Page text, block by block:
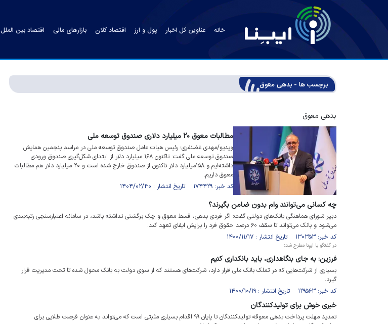
خانه عناوین کل اخبار پول و ارز اقتصاد کلان بازارهای مالی اقتصاد بین الملل
برچسب ها - بدهی معوق
بدهی معوق
مطالبات معوق ۲۰ میلیارد دلاری صندوق توسعه ملی
ویدیو/مهدی غضنفری؛ رئیس هیات عامل صندوق توسعه ملی در مراسم پنجمین همایش
صندوق توسعه ملی گفت: تاکنون ۱۶۸ میلیارد دلار از ابتدای شکل‌گیری صندوق ورودی
داشته‌ایم و ۱۵۸میلیارد دلار تاکنون از صندوق خارج شده است و ۲۰ میلیارد دلار هم مطالبات
معوق داریم.
کد خبر: ۱۷۴۴۲۹ تاریخ انتشار : ۱۴۰۴/۰۲/۳۰
چه کسانی می‌توانند وام بدون ضامن بگیرند؟
دبیر شورای هماهنگی بانک‌های دولتی گفت: اگر فردی بدهی، قسط معوق و چک برگشتی نداشته باشد، در سامانه اعتبارسنجی رتبه‌بندی
می‌شود و بانک می‌تواند تا سقف ۶۰ درصد حقوق فرد را برایش ایفای تعهد کند.
کد خبر: ۱۳۰۳۵۳ تاریخ انتشار : ۱۴۰۰/۱۱/۱۷
در گفتگو با ایبِنا مطرح شد؛
فرزین: به جای بنگاهداری، باید بانکداری کنیم
بسیاری از شرکت‌هایی که در تملک بانک ملی قرار دارد، شرکت‌های هستند که از سوی دولت به بانک محول شده تا تحت مدیریت قرار
گیرد.
کد خبر: ۱۲۹۵۶۳ تاریخ انتشار : ۱۴۰۰/۱۰/۱۹
خبری خوش برای تولیدکنندگان
تمدید مهلت پرداخت بدهی معوقه تولیدکنندگان تا پایان ۹۹ اقدام بسیاری مثبتی است که می‌تواند به عنوان فرصت طلایی برای